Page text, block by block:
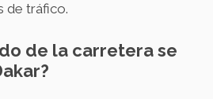
de tráfico.
de la carretera se